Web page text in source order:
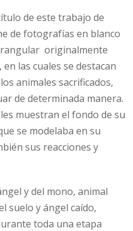
de este trabajo de
de fotografías en blanco
originalmente
las cuales se destacan
animales sacrificados,
de determinada manera.
muestran el fondo de su
se modelaba en su
sus reacciones y
y del mono, animal
suelo y ángel caído,
toda una etapa